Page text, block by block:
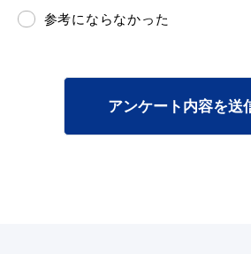
参考にならなかった
アンケート内容を送